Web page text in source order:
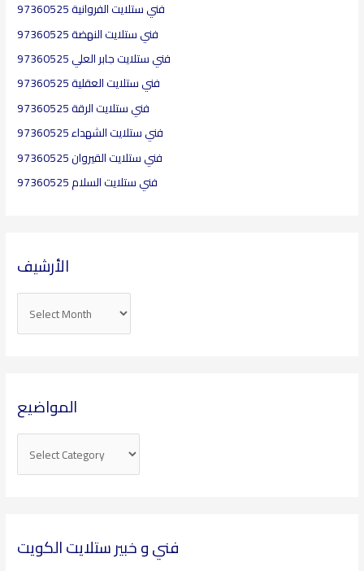
r
:
فني ستلايت الفروانية 97360525
فني ستلايت النهضة 97360525
فني ستلايت جابر العلي 97360525
فني ستلايت العقلية​ 97360525
فني ستلايت الرقة 97360525
فني ستلايت الشهداء 97360525
فني ستلايت القيروان 97360525
فني ستلايت السلام 97360525
الأرشيف
المواضيع
فني و خبير ستلايت الكويت